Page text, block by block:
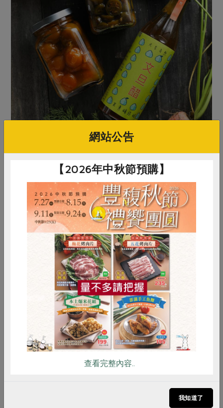
兩人用墨西哥辣椒、文旦果肉、洛神葵、金桔、金棗等做成保
存食，可延長作物保存期限，也可為料理增添風味層次。
她們一邊說著現在的生活，一邊聊到過去拜訪許多日本麵
包店都位於人跡罕至的郊區，隱隱帶給她們靈光和希望，
也期許未來有更多能量，發展麵包餐食，為所支持的理念
開展出可持續的商業模式。
把農作物就地翻耕犁除。
減少剩食 在家動手做惜
食料理 （食譜設計／黃才容）
蔬菜的邊邊角角、果皮等都可以運用於料理。黃才容說，
的水帶有甜味，久煮後可以當濃縮高湯冷凍貯存，需要用
RPET 食譜 減硝酸鹽
雞蛋 食安 共同購買
網站公告
【2026年中秋節預購】
查看完整內容..
我知道了